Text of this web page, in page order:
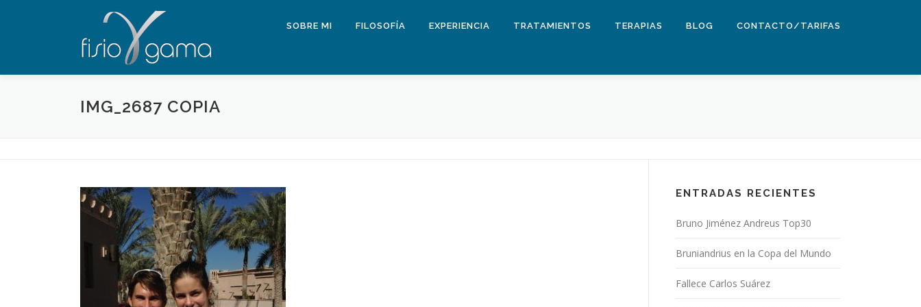
SOBRE MI FILOSOFÍA EXPERIENCIA TRATAMIENTOS TERAPIAS BLOG CONTACTO/TARIFAS
IMG_2687 COPIA
ENTRADAS RECIENTES
Bruno Jiménez Andreus Top30
Bruniandrius en la Copa del Mundo
Fallece Carlos Suárez